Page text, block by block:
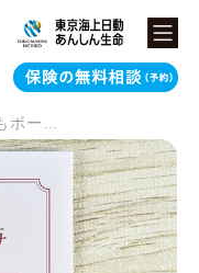
【図解】産休中でもボーナスはもらえる？減額される理由も解説。今すぐ確認しよう！